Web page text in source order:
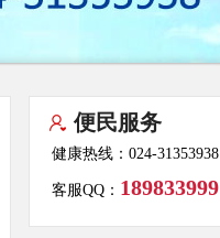
便民服务
健康热线：024-31353938
客服QQ： 189833999